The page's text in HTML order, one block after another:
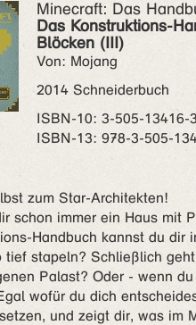
Minecraft: Das
Das Konstruktions-
Blöcken (III)
Von: Mojang
2014 Schneiderbuch
ISBN‑10: 3-505-13416-3
ISBN‑13: 978-3-505-
zum Star-Architekten!
schon immer ein Haus mit
Handbuch kannst du dir
tief stapeln? Schließlich
Palast? Oder - wenn
wofür du dich
und zeigt dir, was im